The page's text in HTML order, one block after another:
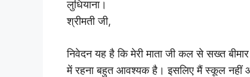
लुधियाना।
श्रीमती जी,
निवेदन यह है कि मेरी माता जी कल से सख्त
में रहना बहुत आवश्यक है। इसलिए मैं स्कूल नहीं